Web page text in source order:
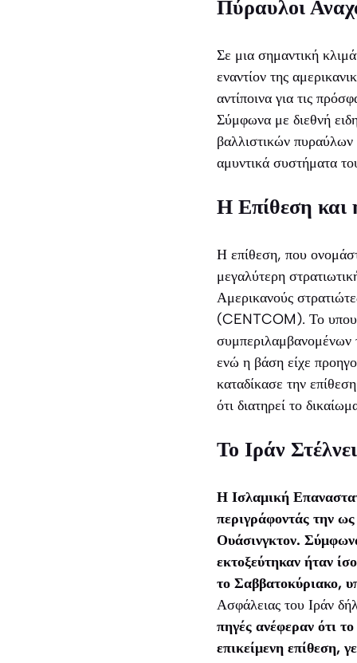
Πύραυλοι
Σε μια σημαντική
εναντίον της
αντίποινα για τις
Σύμφωνα με διεθνή
βαλλιστικών πυραύλων
αμυντικά συστήματα
Η Επίθεση και
Η επίθεση, που
μεγαλύτερη
Αμερικανούς
(CENTCOM). Το
ενώ η βάση είχε
καταδίκασε την
ότι διατηρεί το
Το Ιράν
Η Ισλαμική
περιγράφοντάς την
Ουάσινγκτον.
εκτοξεύτηκαν ήταν
το Σαββατοκύριακο,
Ασφάλειας του Ιράν
πηγές ανέφεραν ότι
επικείμενη επίθεση,